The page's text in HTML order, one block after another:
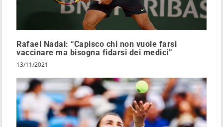
Rafael Nadal: “Capisco chi non vuole farsi
vaccinare ma bisogna fidarsi dei medici”
13/11/2021